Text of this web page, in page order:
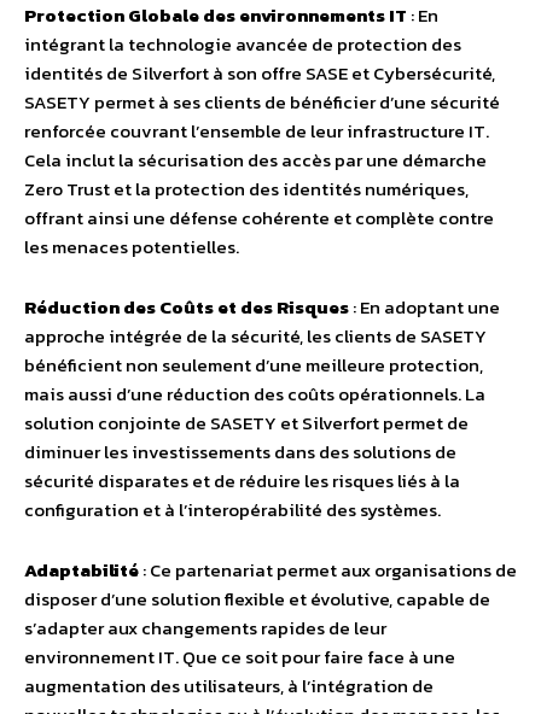
Protection Globale des environnements IT : En
intégrant la technologie avancée de protection des
identités de Silverfort à son offre SASE et Cybersécurité,
SASETY permet à ses clients de bénéficier d’une sécurité
renforcée couvrant l’ensemble de leur infrastructure IT.
Cela inclut la sécurisation des accès par une démarche
Zero Trust et la protection des identités numériques,
offrant ainsi une défense cohérente et complète contre
les menaces potentielles.
Réduction des Coûts et des Risques: En adoptant une
approche intégrée de la sécurité, les clients de SASETY
bénéficient non seulement d’une meilleure protection,
mais aussi d’une réduction des coûts opérationnels. La
solution conjointe de SASETY et Silverfort permet de
diminuer les investissements dans des solutions de
sécurité disparates et de réduire les risques liés à la
configuration et à l’interopérabilité des systèmes.
Adaptabilité: Ce partenariat permet aux organisations de
disposer d’une solution flexible et évolutive, capable de
s’adapter aux changements rapides de leur
environnement IT. Que ce soit pour faire face à une
augmentation des utilisateurs, à l’intégration de